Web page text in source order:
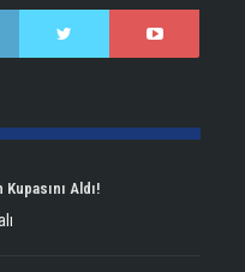
Aldı!